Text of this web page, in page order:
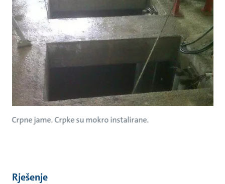
Crpne jame. Crpke su mokro instalirane.
Rješenje